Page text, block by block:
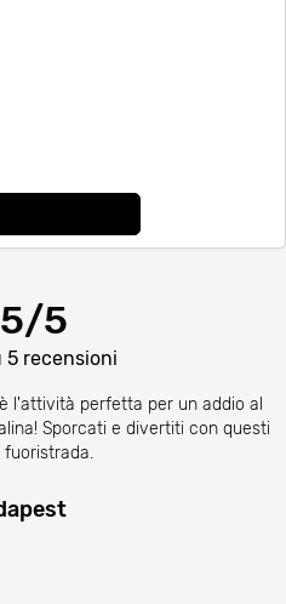
5/5
5recensioni
l'attività perfetta per un addio al
Sporcati e divertiti con questi
fuoristrada.